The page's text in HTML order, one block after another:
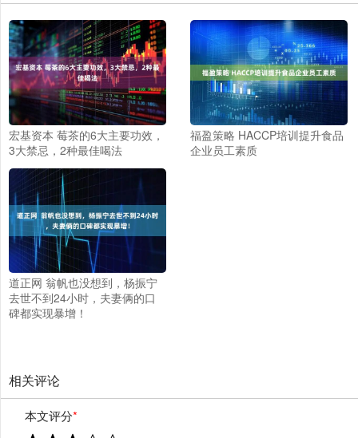
宏基资本 莓茶的6大主要功效，
3大禁忌，2种最佳喝法
福盈策略 HACCP培训提升食品
企业员工素质
道正网 翁帆也没想到，杨振宁
去世不到24小时，夫妻俩的口
碑都实现暴增！
相关评论
本文评分*